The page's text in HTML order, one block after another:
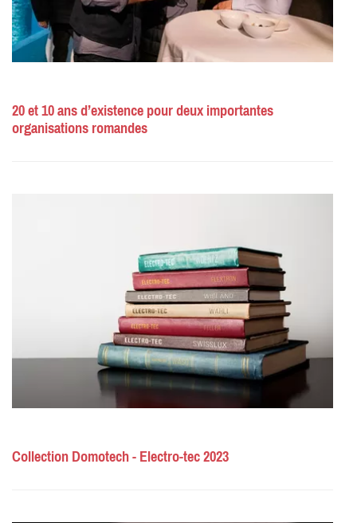
20 et 10 ans d’existence pour deux importantes
organisations romandes
Collection Domotech - Electro-tec 2023